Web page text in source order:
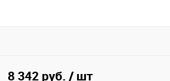
8 342 руб. / шт